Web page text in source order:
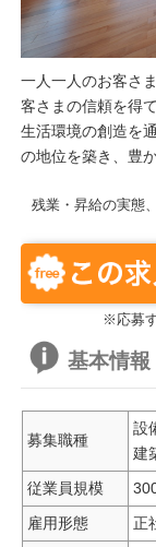
一人一人のお客さ
客さまの信頼を得
生活環境の創造を
の地位を築き、豊
残業・昇給の実態
※応募
基本情報
募集職種
設
建
従業員規模
雇用形態
正